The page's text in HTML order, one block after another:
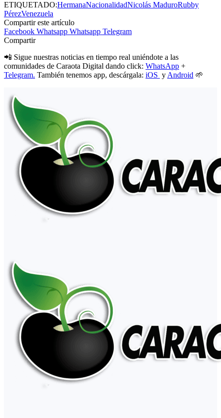
ETIQUETADO:HermanaNacionalidadNicolás MaduroRubby
PérezVenezuela
Compartir este artículo
Facebook Whatsapp Whatsapp Telegram
Compartir
📲 Sigue nuestras noticias en tiempo real uniéndote a las
comunidades de Caraota Digital dando click: WhatsApp +
Telegram. También tenemos app, descárgala: iOS y Android 🌱